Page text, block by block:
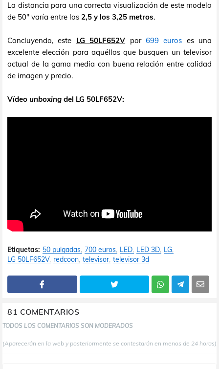
La distancia para una correcta visualización de este modelo
de 50" varía entre los 2,5 y los 3,25 metros.
Concluyendo, este LG 50LF652V por 699 euros es una
excelente elección para aquéllos que busquen un televisor
actual de la gama media con buena relación entre calidad
de imagen y precio.
Vídeo unboxing del LG 50LF652V:
Etiquetas: 50 pulgadas 700 euros LED LED 3D LG
LG 50LF652V redcoon televisor televisor 3d
81 COMENTARIOS
TODOS LOS COMENTARIOS SON MODERADOS
(Aparecerán en la web y posteriormente se contestarán en menos de 24 horas)